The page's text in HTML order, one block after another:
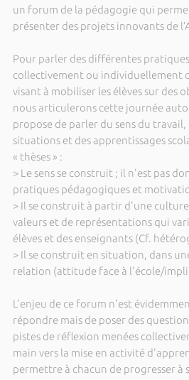
un forum de la pédagogie qui
présenter des projets innovants de
Pour parler des différentes
collectivement ou individuellement
visant à mobiliser les élèves sur des
nous articulerons cette journée
propose de parler du sens du travail,
situations et des apprentissages
« thèses » :
> Le sens se construit ; il n'est pas
pratiques pédagogiques et
> Il se construit à partir d'une
valeurs et de représentations qui
élèves et des enseignants (Cf.
> Il se construit en situation, dans
relation (attitude face à l'école/
L'enjeu de ce forum n'est
répondre mais de poser des
pistes de réflexion menées
main vers la mise en activité
permettre à chacun de progresser à